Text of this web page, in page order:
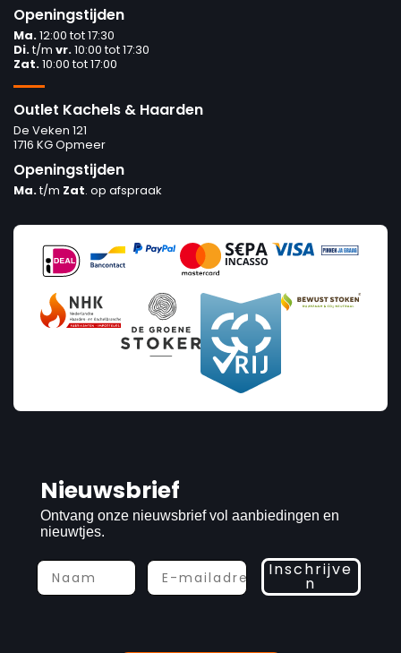
Openingstijden
Ma.12:00 tot 17:30
Di.t/m vr.10:00 tot 17:30
Zat.10:00 tot 17:00
Outlet Kachels & Haarden
De Veken 121
1716 KG Opmeer
Openingstijden
Ma.t/m Zat. op afspraak
Nieuwsbrief
Ontvang onze nieuwsbrief vol aanbiedingen en
nieuwtjes.
Inschrijve
n